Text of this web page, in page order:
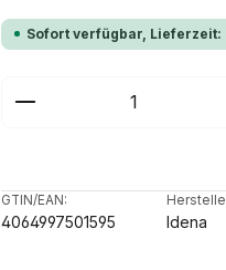
Sofort verfügbar, Lieferzeit:
Produkt Anzahl:
GTIN/EAN:
4064997501595 Idena